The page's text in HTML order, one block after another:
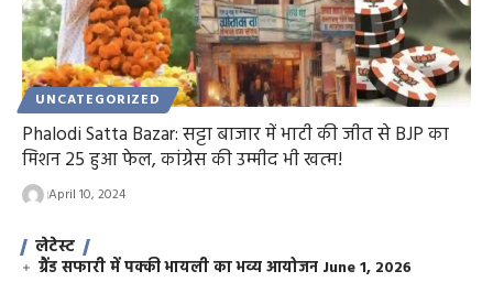
UNCATEGORIZED
Phalodi Satta Bazar: सट्टा बाजार में भाटी की जीत से BJP का
मिशन 25 हुआ फेल, कांग्रेस की उम्मीद भी खत्म!
April 10, 2024
लेटेस्ट
ग्रैंड सफारी में पक्की भायली का भव्य आयोजन June 1, 2026